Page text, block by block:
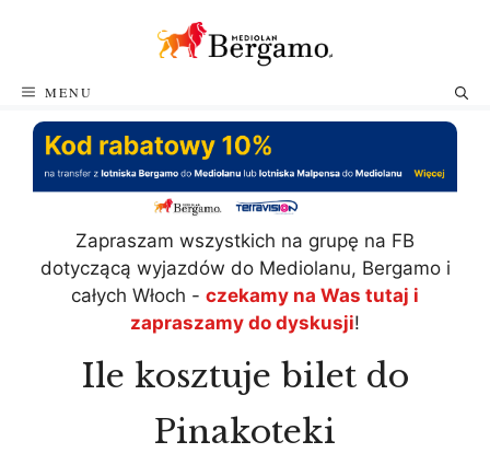
MENU
Zapraszam wszystkich na grupę na FB
dotyczącą wyjazdów do Mediolanu, Bergamo i
całych Włoch - czekamy na Was tutaj i
zapraszamy do dyskusji!
Ile kosztuje bilet do
Pinakoteki